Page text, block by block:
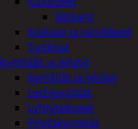
Mittarit
Kiukaat ja tarvikkeet
Tuoksut
Kynttilät ja lyhdyt
Kynttilät ja lyhdyt
Led-kynttilät
Lyhtytelineet
Pöytäkynttilät